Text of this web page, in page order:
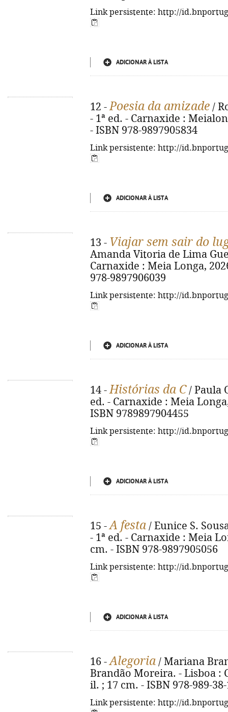
Link persistente: http://
ADICIONAR À LISTA
12 -Poesia da amizade /
- 1ª ed. - Carnaxide :
- ISBN 978-9897905834
Link persistente: http://
ADICIONAR À LISTA
13 - Viajar sem sair do
Amanda Vitoria de Lima
Carnaxide : Meia Longa,
978-9897906039
Link persistente: http://
ADICIONAR À LISTA
14 -Histórias da C/ Paula
ed. - Carnaxide : Meia
ISBN 9789897904455
Link persistente: http://
ADICIONAR À LISTA
15 -A festa / Eunice S.
- 1ª ed. - Carnaxide : Meia
cm. - ISBN 978-9897905056
Link persistente: http://
ADICIONAR À LISTA
16 -Alegoria / Mariana
Brandão Moreira. - Lisboa :
il. ; 17 cm. - ISBN 978-989-
Link persistente: http://